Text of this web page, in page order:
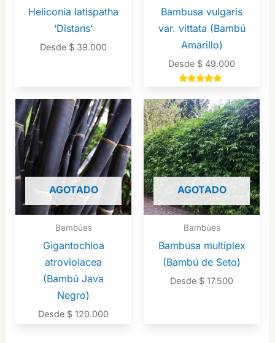
Heliconia latispatha
‘Distans’
Desde $ 39.000
Bambusa vulgaris
var. vittata (Bambú
Amarillo)
Desde $ 49.000
5.00
de 5
AGOTADO
Bambúes
Gigantochloa
atroviolacea
(Bambú Java
Negro)
Desde $ 120.000
AGOTADO
Bambúes
Bambusa multiplex
(Bambú de Seto)
Desde $ 17.500